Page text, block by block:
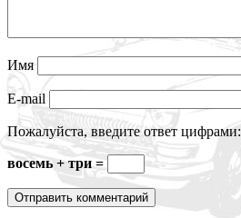
Имя
E-mail
Пожалуйста, введите ответ цифрами:
восемь + три =